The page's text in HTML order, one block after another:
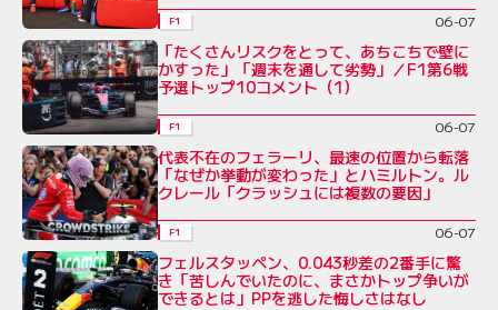
F1 06-07
「たくさんリスクをとって、あちこちで壁に
かすった」「週末を通して劣勢」／F1第6戦
予選トップ10コメント（1）
F1 06-07
代表不在のフェラーリ、最速の位置から転落
「なぜか挙動が変わった」とハミルトン。ル
クレール「クラッシュには複数の要因」
F1 06-07
フェルスタッペン、0.043秒差の2番手に驚
き「苦しんでいたのに、まさかトップ争いが
できるとは」PPを逃した悔しさはなし